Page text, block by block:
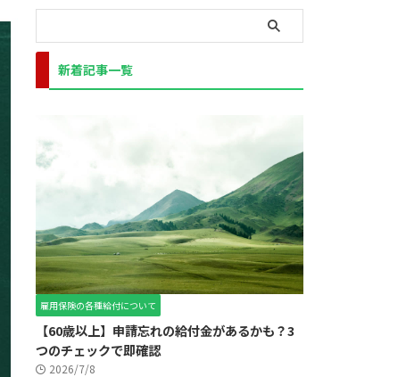
新着記事一覧
雇用保険の各種給付について
【60歳以上】申請忘れの給付金があるかも？3
つのチェックで即確認
2026/7/8